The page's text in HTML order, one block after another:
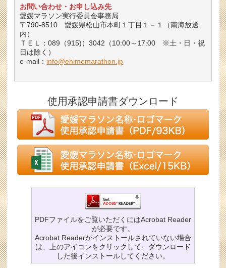
お問い合わせ・お申し込み先
愛媛マラソン実行委員会事務局
〒790-8510 愛媛県松山市本町１丁目１－１（南海放送
内）
ＴＥＬ：089（915)）3042（10:00～17:00 ※土・日・祝
日は除く）
e-mail： info@ehimemarathon.jp
使用承認申請書ダウンロード
PDFファイルをご覧いただくにはAcrobat Reader
が必要です。
Acrobat Readerがインストールされていない場合
は、上のアイコンをクリックして、ダウンロード
した後インストールしてください。